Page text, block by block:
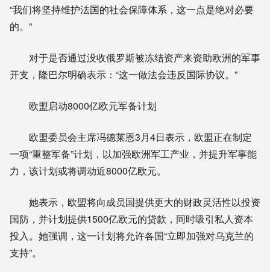
“我们将坚持维护法国的社会保障体系，这一点是绝对必要
的。”
对于是否通过没收俄罗斯被冻结资产来资助欧洲的军事
开支，隆巴尔明确表示：“这一做法会违反国际协议。”
欧盟启动8000亿欧元军备计划
欧盟委员会主席冯德莱恩3月4日表示，欧盟正在制定
一项“重整军备”计划，以加强欧洲军工产业，并提升军事能
力，该计划或将调动近8000亿欧元。
她表示，欧盟将向成员国提供更大的财政灵活性以投资
国防，并计划提供1500亿欧元的贷款，同时吸引私人资本
投入。她强调，这一计划将允许各国“立即加强对乌克兰的
支持”。